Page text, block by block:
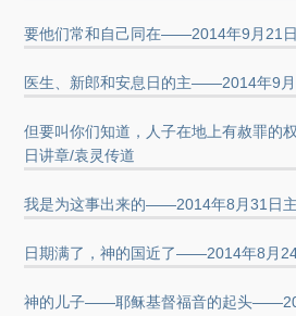
要他们常和自己同在——2014年9月21
医生、新郎和安息日的主——2014年9
但要叫你们知道，人子在地上有赦罪
日讲章/袁灵传道
我是为这事出来的——2014年8月31日
日期满了，神的国近了——2014年8月
神的儿子——耶稣基督福音的起头